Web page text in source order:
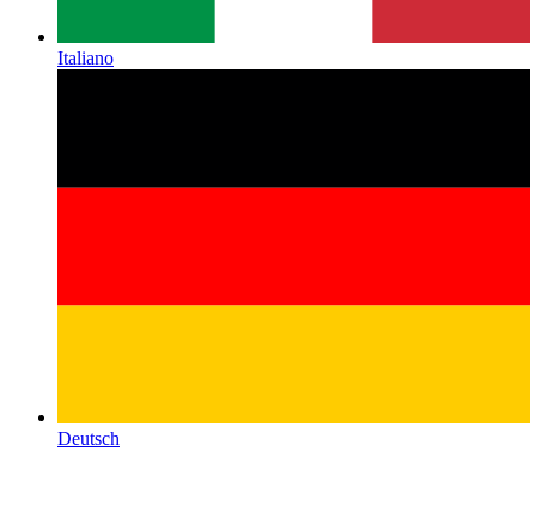
Italiano
Deutsch